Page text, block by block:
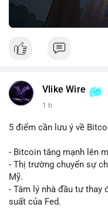
Vlike Wire
1 h
5 điểm cần lưu ý về
- Bitcoin tăng mạnh lên
- Thị trường chuyển sự
Mỹ.
- Tâm lý nhà đầu tư thay
suất của Fed.